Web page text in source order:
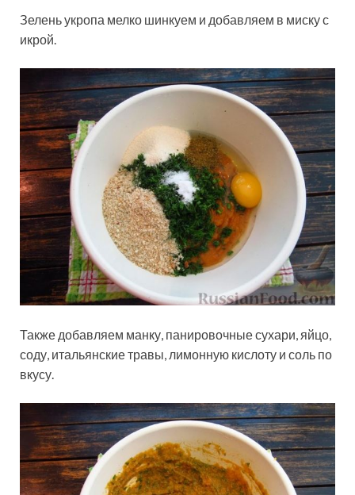
Зелень укропа мелко шинкуем и добавляем в миску с
икрой.
Также добавляем манку, панировочные сухари, яйцо,
соду, итальянские травы, лимонную кислоту и соль по
вкусу.